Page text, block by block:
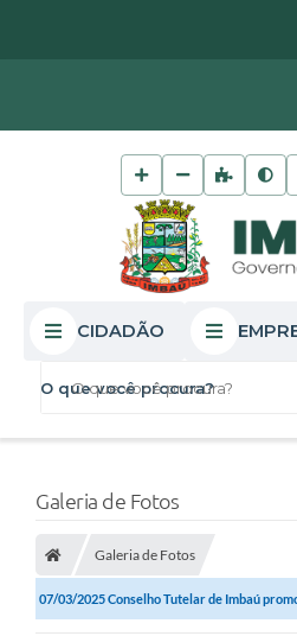
O que você procura?
CIDADÃO
Galeria de Fotos
Galeria de Fotos
07/03/2025 Conselho Tutelar de Imbaú